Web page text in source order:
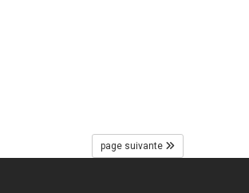
page suivante